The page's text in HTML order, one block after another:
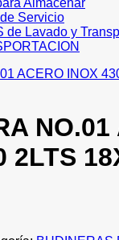
Almacenar
Servicio
de Lavado y
NO.01
2LTS